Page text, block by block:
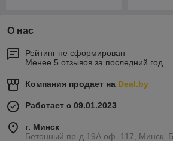
О нас
Рейтинг не сформирован
Менее 5 отзывов за последний год
Компания продает на Deal.by
Работает с 09.01.2023
г. Минск
Бетонный пр-д 19А оф. 117, Минск,